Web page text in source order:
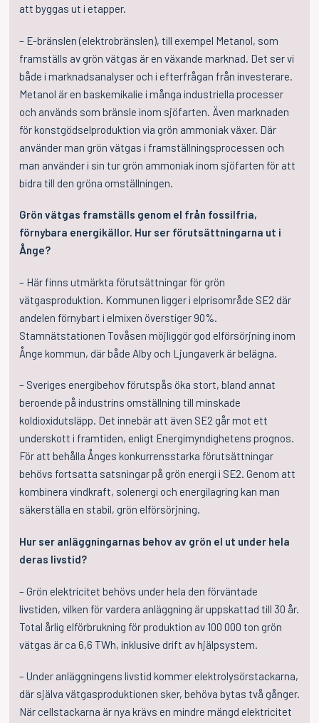
att byggas ut i etapper.
– E-bränslen (elektrobränslen), till exempel Metanol, som
framställs av grön vätgas är en växande marknad. Det ser vi
både i marknadsanalyser och i efterfrågan från investerare.
Metanol är en baskemikalie i många industriella processer
och används som bränsle inom sjöfarten. Även marknaden
för konstgödselproduktion via grön ammoniak växer. Där
använder man grön vätgas i framställningsprocessen och
man använder i sin tur grön ammoniak inom sjöfarten för att
bidra till den gröna omställningen.
Grön vätgas framställs genom el från fossilfria,
förnybara energikällor. Hur ser förutsättningarna ut i
Ånge?
– Här finns utmärkta förutsättningar för grön
vätgasproduktion. Kommunen ligger i elprisområde SE2 där
andelen förnybart i elmixen överstiger 90%.
Stamnätstationen Tovåsen möjliggör god elförsörjning inom
Ånge kommun, där både Alby och Ljungaverk är belägna.
– Sveriges energibehov förutspås öka stort, bland annat
beroende på industrins omställning till minskade
koldioxidutsläpp. Det innebär att även SE2 går mot ett
underskott i framtiden, enligt Energimyndighetens prognos.
För att behålla Ånges konkurrensstarka förutsättningar
behövs fortsatta satsningar på grön energi i SE2. Genom att
kombinera vindkraft, solenergi och energilagring kan man
säkerställa en stabil, grön elförsörjning.
Hur ser anläggningarnas behov av grön el ut under hela
deras livstid?
– Grön elektricitet behövs under hela den förväntade
livstiden, vilken för vardera anläggning är uppskattad till 30 år.
Total årlig elförbrukning för produktion av 100 000 ton grön
vätgas är ca 6,6 TWh, inklusive drift av hjälpsystem.
– Under anläggningens livstid kommer elektrolysörstackarna,
där själva vätgasproduktionen sker, behöva bytas två gånger.
När cellstackarna är nya krävs en mindre mängd elektricitet